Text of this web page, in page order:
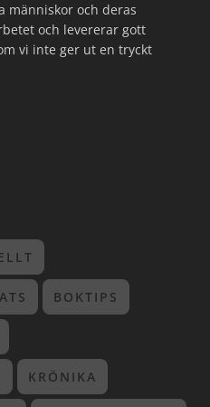
människor och deras
och levererar gott
vi inte ger ut en tryckt
BOKTIPS
KRÖNIKA